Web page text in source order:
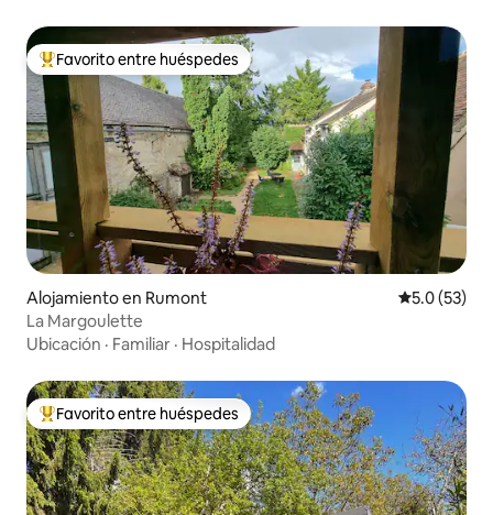
Favorito entre huéspedes preferido
Favorito entre huéspedes
Alojamiento en Rumont Calificación
5.0 (53)
La Margoulette
Ubicación · Familiar · Hospitalidad
Favorito entre huéspedes preferido
Favorito entre huéspedes